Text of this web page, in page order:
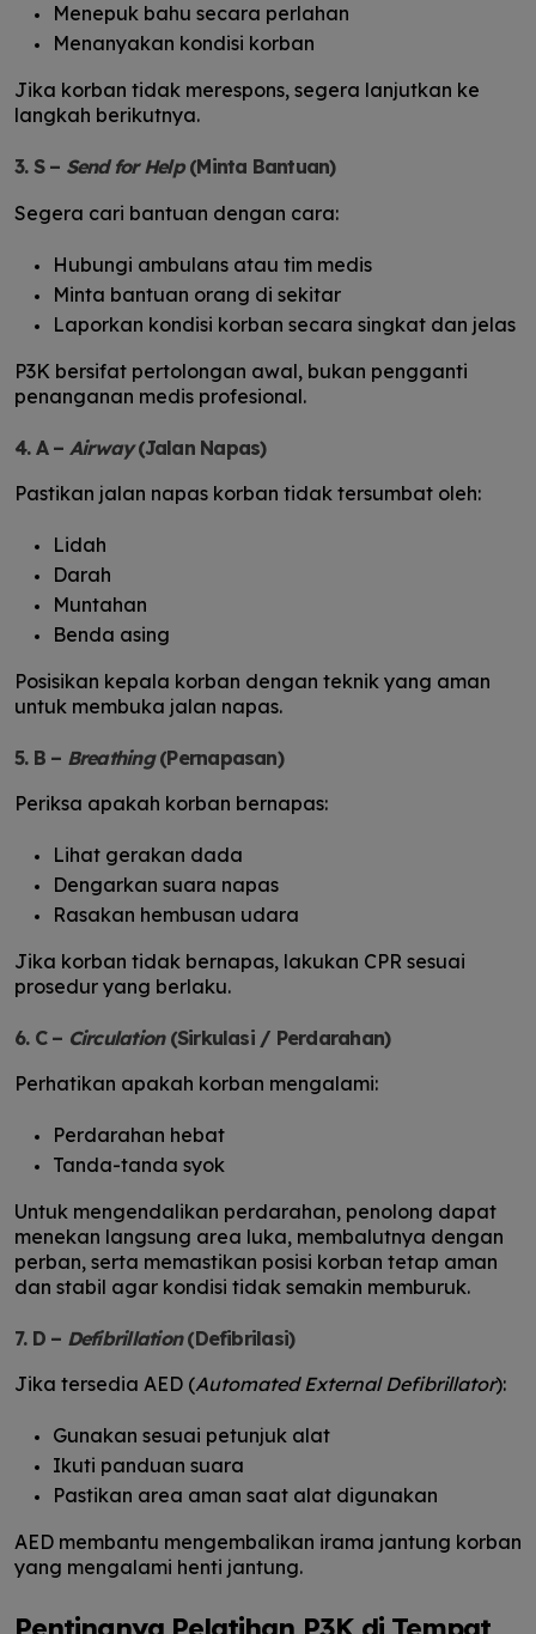
Menepuk bahu secara perlahan
Menanyakan kondisi korban
Jika korban tidak merespons, segera lanjutkan ke
langkah berikutnya.
3. S – Send for Help(Minta Bantuan)
Segera cari bantuan dengan cara:
Hubungi ambulans atau tim medis
Minta bantuan orang di sekitar
Laporkan kondisi korban secara singkat dan jelas
P3K bersifat pertolongan awal, bukan pengganti
penanganan medis profesional.
4. A – Airway(Jalan Napas)
Pastikan jalan napas korban tidak tersumbat oleh:
Lidah
Darah
Muntahan
Benda asing
Posisikan kepala korban dengan teknik yang aman
untuk membuka jalan napas.
5. B – Breathing(Pernapasan)
Periksa apakah korban bernapas:
Lihat gerakan dada
Dengarkan suara napas
Rasakan hembusan udara
Jika korban tidak bernapas, lakukan CPR sesuai
prosedur yang berlaku.
6. C – Circulation(Sirkulasi / Perdarahan)
Perhatikan apakah korban mengalami:
Perdarahan hebat
Tanda-tanda syok
Untuk mengendalikan perdarahan, penolong dapat
menekan langsung area luka, membalutnya dengan
perban, serta memastikan posisi korban tetap aman
dan stabil agar kondisi tidak semakin memburuk.
7. D – Defibrillation(Defibrilasi)
Jika tersedia AED (Automated External Defibrillator):
Gunakan sesuai petunjuk alat
Ikuti panduan suara
Pastikan area aman saat alat digunakan
AED membantu mengembalikan irama jantung korban
yang mengalami henti jantung.